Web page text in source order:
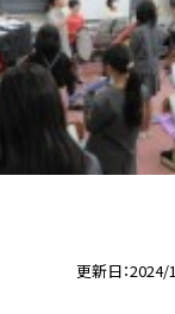
更新日 2024/